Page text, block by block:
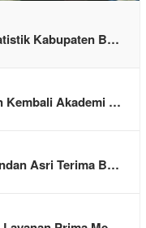
Kabupaten B…
Kembali Akademi …
Asri Terima B…